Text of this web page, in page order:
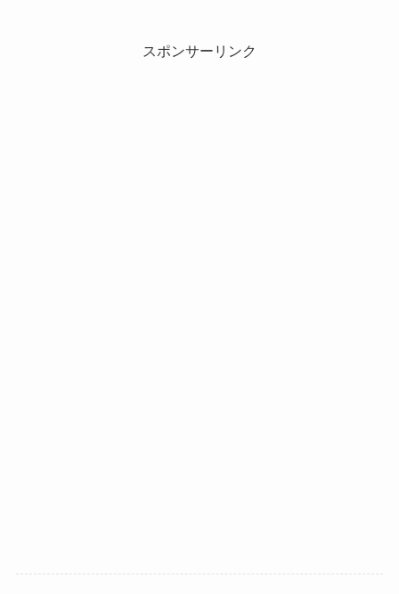
スポンサーリンク